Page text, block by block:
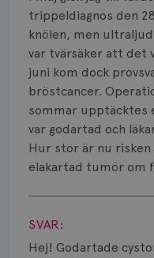
trippeldiagnos den
knölen, men
var tvärsäker att det
juni kom dock
bröstcancer.
sommar upptäcktes
var godartad och
Hur stor är nu
elakartad tumör om
Visa svar
SVAR:
Hej! Godartade
Prognos
Risker
Spridd bröstcancer
Strålning
Vätska